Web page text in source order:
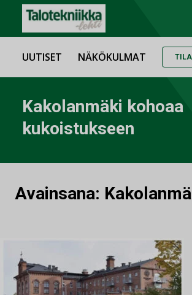
UUTISET NÄKÖKULMAT
Kakolanmäki kohoaa
kukoistukseen
Avainsana: